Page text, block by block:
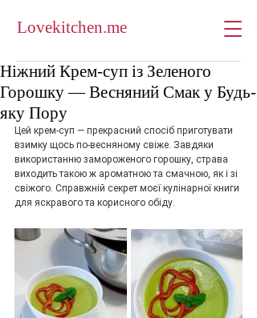
Lovekitchen.me
Ніжний Крем-суп із Зеленого
Горошку — Весняний Смак у Будь-
яку Пору
Цей крем-суп — прекрасний спосіб приготувати
взимку щось по-весняному свіже. Завдяки
використанню замороженого горошку, страва
виходить такою ж ароматною та смачною, як і зі
свіжого. Справжній секрет моєї кулінарної книги
для яскравого та корисного обіду.